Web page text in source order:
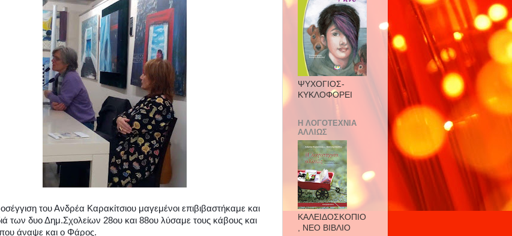
του Ανδρέα Καρακίτσιου μαγεμένοι επιβιβαστήκαμε και
των δυο Δημ.Σχολείων 28ου και 88ου λύσαμε τους κάβους και
που άναψε και ο Φάρος.
ΨΥΧΟΓΙΟΣ-
ΚΥΚΛΟΦΟΡΕΙ
Η ΛΟΓΟΤΕΧΝΙΑ
ΑΛΛΙΩΣ
ΚΑΛΕΙΔΟΣΚΟΠΙΟ
, ΝΕΟ ΒΙΒΛΙΟ